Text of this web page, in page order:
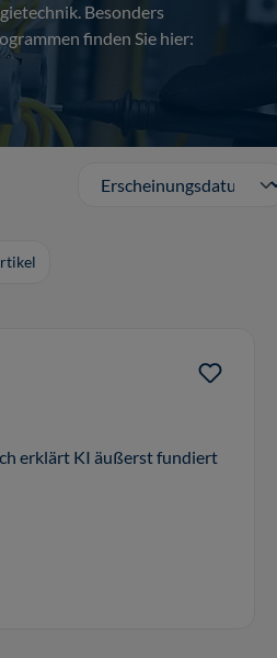
Besonders
finden Sie hier:
erklärt KI äußerst fundiert